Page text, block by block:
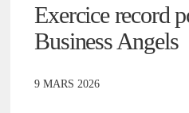
Exercice record
Business Angels
9 MARS 2026